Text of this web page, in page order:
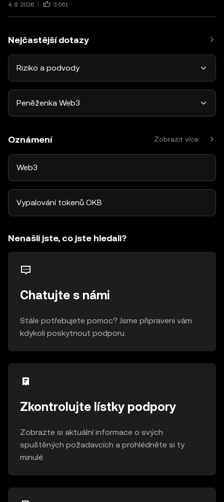
4. 8. 2026 3 061
Nejčastější dotazy
Riziko a podvody
Peněženka Web3
Oznámení Zobrazit více
Web3
Vypalování tokenů OKB
Nenašli jste, co jste hledali?
Chatujte s námi
Stále potřebujete pomoc? Jsme připraveni vám
kdykoli poskytnout podporu.
Zkontrolujte lístky podpory
Zobrazte si aktuální informace o svých
spuštěných požadavcích a prohlédněte si ty
minulé.